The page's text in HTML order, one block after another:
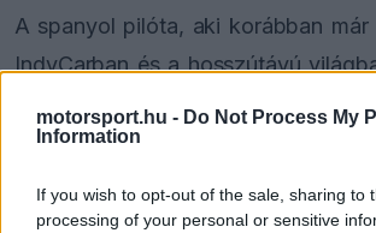
motorsport.hu - Do Not Process My
Information
If you wish to opt-out of the sale, sharing to
processing of your personal or sensitive
A spanyol pilóta, aki korábban
IndyCarban és a hosszútávú
versenyzésről. "Nagy rajongója
versenyek sokkal tisztábbak,